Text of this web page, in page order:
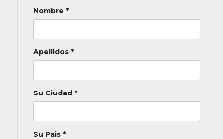
Nombre *
Apellidos *
Su Ciudad *
Su Pais *